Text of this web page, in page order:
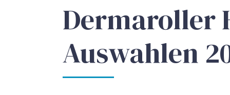
Dermaroller
Auswahlen